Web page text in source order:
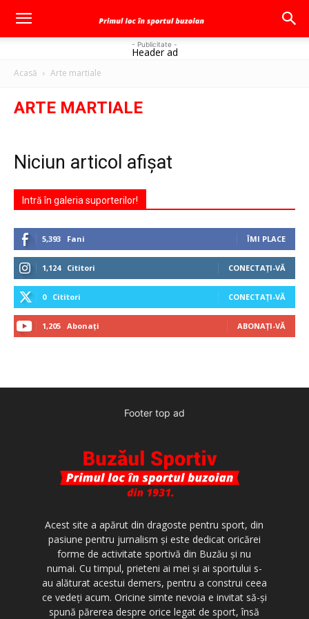
- Publicitate -
Header ad
Acasă Arte martiale
ARTE MARTIALE
Niciun articol afișat
Intră în galeria suporterilor!
5,393 Fani ÎMI PLACE
1,124 Cititori CONECTAȚI-VĂ
0 Cititori CONECTAȚI-VĂ
1,205 Abonați ABONAȚI-VĂ
Footer top ad
Acest site a apărut din dragoste pentru sport, din
pasiune pentru jurnalism şi este dedicat oricărei
forme de activitate sportivă din Buzău şi nu
numai. Cu timpul, prieteni ai mei şi ai sportului s-
au alăturat acestui demers, pentru a construi ceea
ce vedeţi acum. Oricine simte nevoia e invitat să-şi
spună părerea despre orice legat de sport, însă